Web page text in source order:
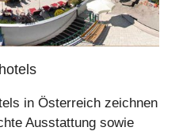
in Österreich zeichnen
Ausstattung sowie